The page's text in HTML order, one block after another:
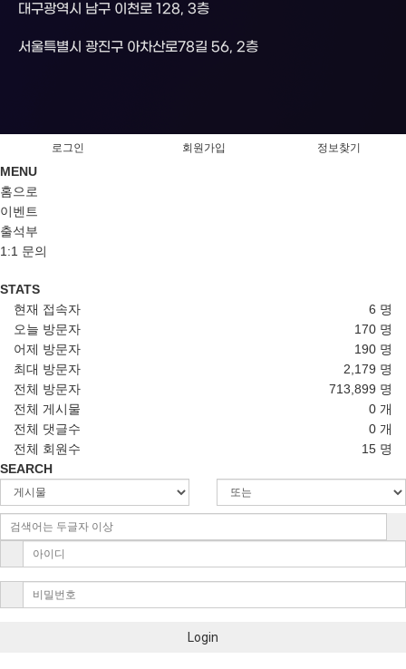
대구광역시 남구 이천로 128, 3층
서울특별시 광진구 아차산로78길 56, 2층
로그인 회원가입 정보찾기
MENU
홈으로
이벤트
출석부
1:1 문의
STATS
6 명
현재 접속자
170 명
오늘 방문자
190 명
어제 방문자
2,179 명
최대 방문자
713,899 명
전체 방문자
0 개
전체 게시물
0 개
전체 댓글수
15 명
전체 회원수
SEARCH
Login